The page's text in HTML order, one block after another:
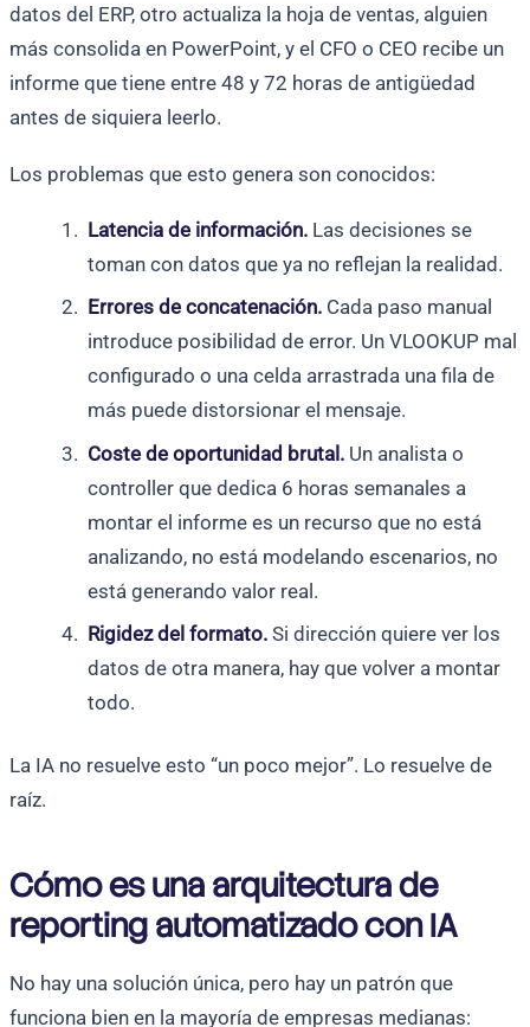
datos del ERP, otro actualiza la hoja de ventas, alguien
más consolida en PowerPoint, y el CFO o CEO recibe un
informe que tiene entre 48 y 72 horas de antigüedad
antes de siquiera leerlo.
Los problemas que esto genera son conocidos:
Latencia de información. Las decisiones se
toman con datos que ya no reflejan la realidad.
Errores de concatenación. Cada paso manual
introduce posibilidad de error. Un VLOOKUP mal
configurado o una celda arrastrada una fila de
más puede distorsionar el mensaje.
Coste de oportunidad brutal. Un analista o
controller que dedica 6 horas semanales a
montar el informe es un recurso que no está
analizando, no está modelando escenarios, no
está generando valor real.
Rigidez del formato. Si dirección quiere ver los
datos de otra manera, hay que volver a montar
todo.
La IA no resuelve esto “un poco mejor”. Lo resuelve de
raíz.
Cómo es una arquitectura de
reporting automatizado con IA
No hay una solución única, pero hay un patrón que
funciona bien en la mayoría de empresas medianas: